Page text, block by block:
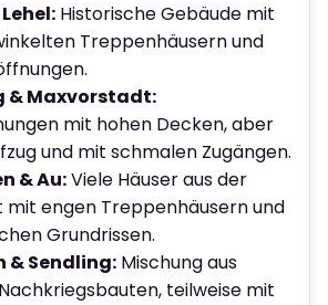
Historische Gebäude mit
Treppenhäusern und
& Maxvorstadt:
mit hohen Decken, aber
und mit schmalen Zugängen.
& Au:Viele Häuser aus der
mit engen Treppenhäusern und
Grundrissen.
& Sendling: Mischung aus
teilweise mit